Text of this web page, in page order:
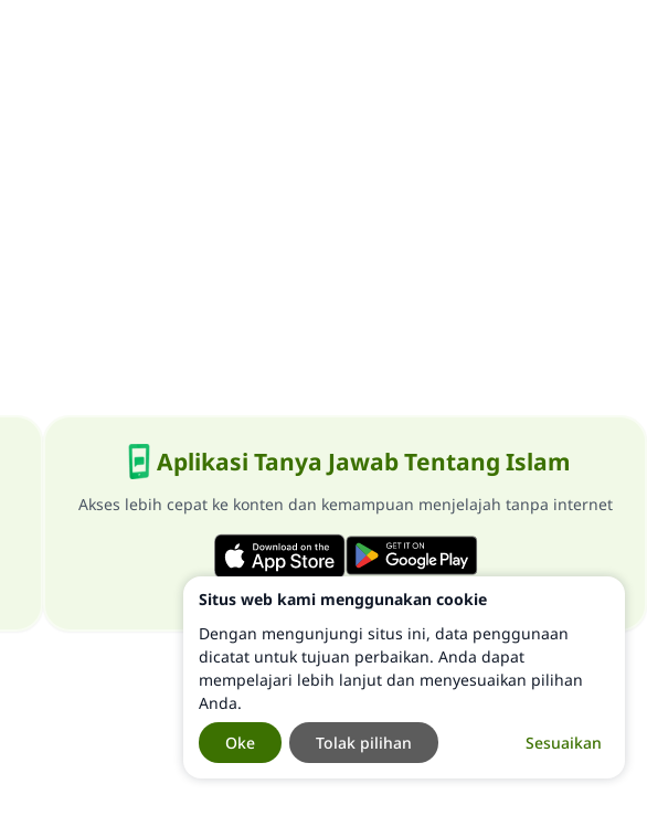
Aplikasi Tanya Jawab Tentang Islam
Akses lebih cepat ke konten dan kemampuan menjelajah tanpa internet
Situs web kami menggunakan cookie
Dengan mengunjungi situs ini, data penggunaan
dicatat untuk tujuan perbaikan. Anda dapat
mempelajari lebih lanjut dan menyesuaikan pilihan
Anda.
Sesuaikan
Tolak pilihan
Oke